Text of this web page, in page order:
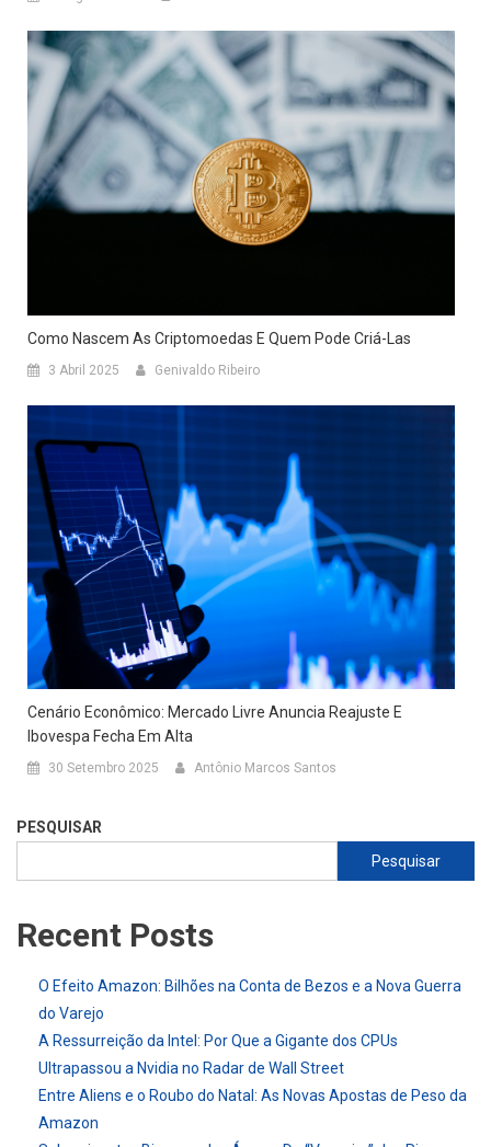
Como Nascem As Criptomoedas E Quem Pode Criá-Las
3 Abril 2025 Genivaldo Ribeiro
Cenário Econômico: Mercado Livre Anuncia Reajuste E
Ibovespa Fecha Em Alta
30 Setembro 2025 Antônio Marcos Santos
PESQUISAR
Pesquisar
Recent Posts
O Efeito Amazon: Bilhões na Conta de Bezos e a Nova Guerra
do Varejo
A Ressurreição da Intel: Por Que a Gigante dos CPUs
Ultrapassou a Nvidia no Radar de Wall Street
Entre Aliens e o Roubo do Natal: As Novas Apostas de Peso da
Amazon